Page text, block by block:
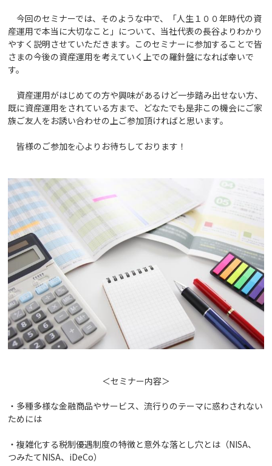
今回のセミナーでは、そのような中で、「人生１００年時代の資
産運用で本当に大切なこと」について、当社代表の長谷よりわかり
やすく説明させていただきます。このセミナーに参加することで皆
さまの今後の資産運用を考えていく上での羅針盤になれば幸いで
す。
資産運用がはじめての方や興味があるけど一歩踏み出せない方、
既に資産運用をされている方まで、どなたでも是非この機会にご家
族ご友人をお誘い合わせの上ご参加頂ければと思います。
皆様のご参加を心よりお待ちしております！
＜セミナー内容＞
・多種多様な金融商品やサービス、流行りのテーマに惑わされない
ためには
・複雑化する税制優遇制度の特徴と意外な落とし穴とは（NISA、
つみたてNISA、iDeCo）